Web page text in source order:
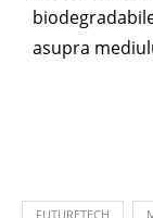
asupra
FUTURETECH